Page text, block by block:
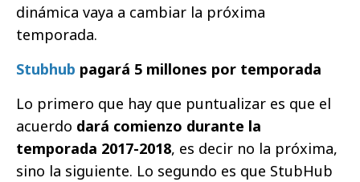
dinámica vaya a cambiar la próxima
temporada.
Stubhub pagará 5 millones por temporada
Lo primero que hay que puntualizar es que el
acuerdo dará comienzo durante la
temporada 2017-2018, es decir no la próxima,
sino la siguiente. Lo segundo es que StubHub